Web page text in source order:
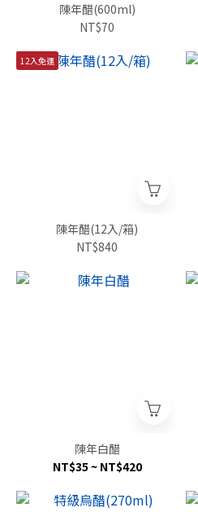
陳年醋(600ml)
NT$70
12入免運
陳年醋(12入/箱)
NT$840
陳年白醋
NT$35 ~ NT$420